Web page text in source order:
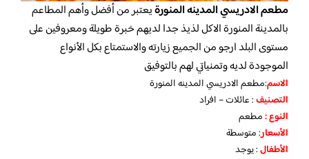
مطعم الادريسي المدينه المنورةيعتبر من أفضل وأهم المطاعم
بالمدينة المنورة الاكل لذيذ جدا لديهم خبرة طويلة ومعروفين على
مستوى البلد ارجو من الجميع زيارته والاستمتاع بكل الأنواع
الموجودة لديه وتمنياتي لهم بالتوفيق
الاسم:مطعم الادريسي المدينه المنورة
التصنيف: عائلات – افراد
النوع :مطعم
الأسعار:متوسطة
الأطفال:يوجد